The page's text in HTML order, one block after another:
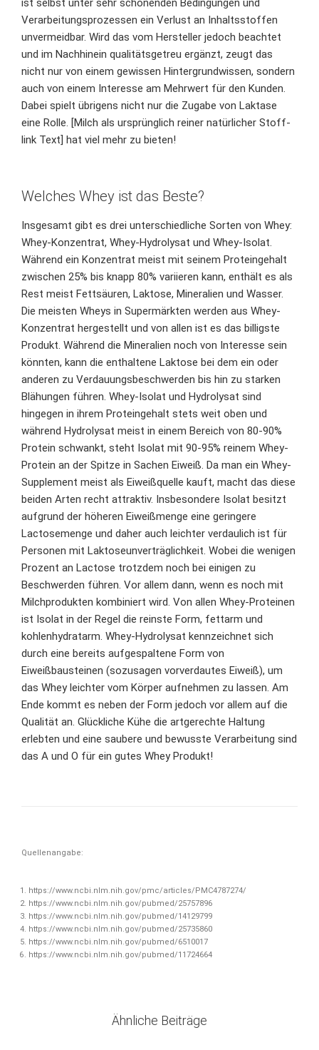
ist selbst unter sehr schonenden Bedingungen und
Verarbeitungsprozessen ein Verlust an Inhaltsstoffen
unvermeidbar. Wird das vom Hersteller jedoch beachtet
und im Nachhinein qualitätsgetreu ergänzt, zeugt das
nicht nur von einem gewissen Hintergrundwissen, sondern
auch von einem Interesse am Mehrwert für den Kunden.
Dabei spielt übrigens nicht nur die Zugabe von Laktase
eine Rolle. [Milch als ursprünglich reiner natürlicher Stoff-
link Text] hat viel mehr zu bieten!
Welches Whey ist das Beste?
Insgesamt gibt es drei unterschiedliche Sorten von Whey:
Whey-Konzentrat, Whey-Hydrolysat und Whey-Isolat.
Während ein Konzentrat meist mit seinem Proteingehalt
zwischen 25% bis knapp 80% variieren kann, enthält es als
Rest meist Fettsäuren, Laktose, Mineralien und Wasser.
Die meisten Wheys in Supermärkten werden aus Whey-
Konzentrat hergestellt und von allen ist es das billigste
Produkt. Während die Mineralien noch von Interesse sein
könnten, kann die enthaltene Laktose bei dem ein oder
anderen zu Verdauungsbeschwerden bis hin zu starken
Blähungen führen. Whey-Isolat und Hydrolysat sind
hingegen in ihrem Proteingehalt stets weit oben und
während Hydrolysat meist in einem Bereich von 80-90%
Protein schwankt, steht Isolat mit 90-95% reinem Whey-
Protein an der Spitze in Sachen Eiweiß. Da man ein Whey-
Supplement meist als Eiweißquelle kauft, macht das diese
beiden Arten recht attraktiv. Insbesondere Isolat besitzt
aufgrund der höheren Eiweißmenge eine geringere
Lactosemenge und daher auch leichter verdaulich ist für
Personen mit Laktoseunverträglichkeit. Wobei die wenigen
Prozent an Lactose trotzdem noch bei einigen zu
Beschwerden führen. Vor allem dann, wenn es noch mit
Milchprodukten kombiniert wird. Von allen Whey-Proteinen
ist Isolat in der Regel die reinste Form, fettarm und
kohlenhydratarm. Whey-Hydrolysat kennzeichnet sich
durch eine bereits aufgespaltene Form von
Eiweißbausteinen (sozusagen vorverdautes Eiweiß), um
das Whey leichter vom Körper aufnehmen zu lassen. Am
Ende kommt es neben der Form jedoch vor allem auf die
Qualität an. Glückliche Kühe die artgerechte Haltung
erlebten und eine saubere und bewusste Verarbeitung sind
das A und O für ein gutes Whey Produkt!
Quellenangabe:
https://www.ncbi.nlm.nih.gov/pmc/articles/PMC4787274/
https://www.ncbi.nlm.nih.gov/pubmed/25757896
https://www.ncbi.nlm.nih.gov/pubmed/14129799
https://www.ncbi.nlm.nih.gov/pubmed/25735860
https://www.ncbi.nlm.nih.gov/pubmed/6510017
https://www.ncbi.nlm.nih.gov/pubmed/11724664
Ähnliche Beiträge